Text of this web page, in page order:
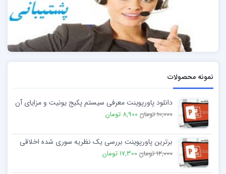
نمونه محصولات
دانلود پاورپوینت معرفی سیستم پکیج یونیت و مزایای آن
10,000 تومان 8,900 تومان
برترین پاورپوینت بررسی یک نظریه سوری شده اخلاقی
12,000 تومان 17,300 تومان